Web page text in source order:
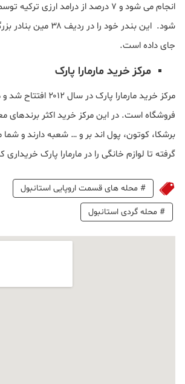
انجام می شود و ۷ درصد از درامد ارزی
شود. این بندر خود را در
جای داده است.
مرکز خرید مارمارا پارک
فروشگاه است. در این مرکز خرید اکثر برندهای
برشکا، کوتون، پول اند بر و … شعبه دارند و شما
گرفته تا لوازم خانگی را در مارمارا پارک خریداری
# محله های قسمت اروپایی استانبول
# محله گردی استانبول